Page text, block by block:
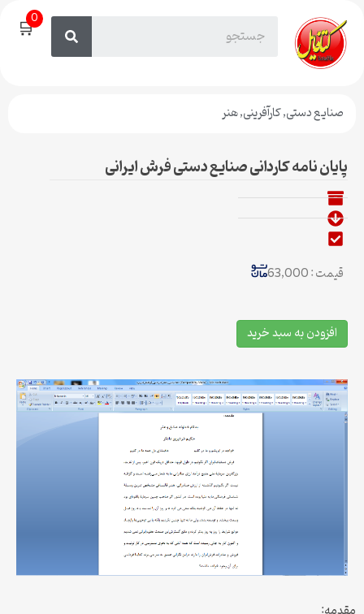
🛒0
صنایع دستی,کارآفرینی,هنر
پایان نامه کاردانی صنایع دستی فرش ایرانی
قیمت : 63,000
افزودن به سبد خرید